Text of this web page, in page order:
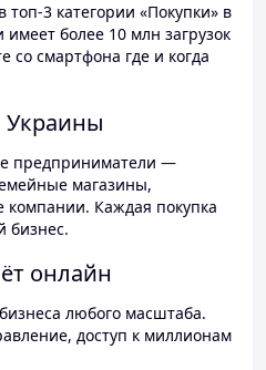
топ-3 категории «Покупки» в
более 10 млн загрузок
со смартфона где и когда
Украины
предприниматели —
магазины,
компании. Каждая покупка
бизнес.
онлайн
любого масштаба.
доступ к миллионам